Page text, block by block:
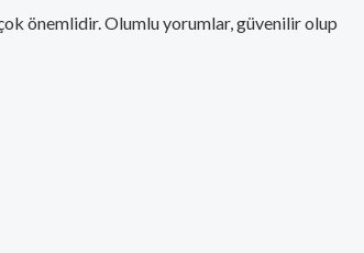
önemlidir. Olumlu yorumlar, güvenilir olup